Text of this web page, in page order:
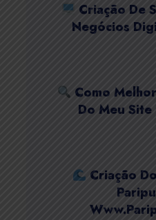
Criação De
Negócios
Como
Do Meu
Criação